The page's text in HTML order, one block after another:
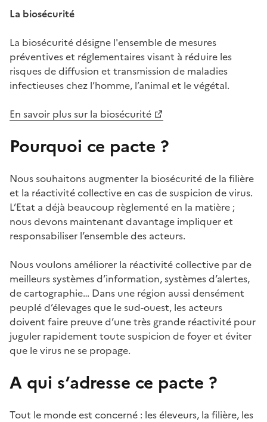
La biosécurité
La biosécurité désigne l'ensemble de mesures
préventives et réglementaires visant à réduire les
risques de diffusion et transmission de maladies
infectieuses chez l’homme, l’animal et le végétal.
En savoir plus sur la biosécurité
Pourquoi ce pacte ?
Nous souhaitons augmenter la biosécurité de la filière
et la réactivité collective en cas de suspicion de virus.
L’Etat a déjà beaucoup règlementé en la matière ;
nous devons maintenant davantage impliquer et
responsabiliser l’ensemble des acteurs.
Nous voulons améliorer la réactivité collective par de
meilleurs systèmes d’information, systèmes d’alertes,
de cartographie… Dans une région aussi densément
peuplé d’élevages que le sud-ouest, les acteurs
doivent faire preuve d’une très grande réactivité pour
juguler rapidement toute suspicion de foyer et éviter
que le virus ne se propage.
A qui s’adresse ce pacte ?
Tout le monde est concerné : les éleveurs, la filière, les